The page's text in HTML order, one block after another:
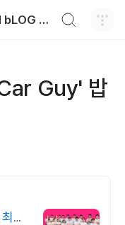
♨ mONSTER dESIGN bLOG - 몬스터디자인 블로그
Guy' 밥
우